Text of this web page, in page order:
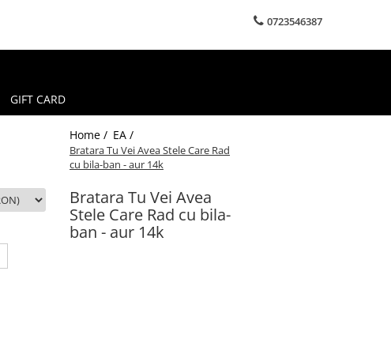
0723546387
GIFT CARD
Home / EA /
Bratara Tu Vei Avea Stele Care Rad
cu bila-ban - aur 14k
Bratara Tu Vei Avea
Stele Care Rad cu bila-
ban - aur 14k